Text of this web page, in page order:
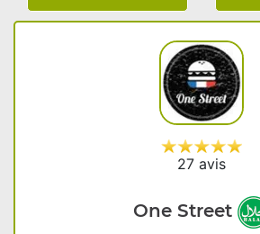
27 avis
One Street